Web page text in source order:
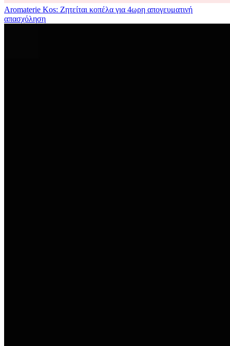
Aromaterie Kos: Ζητείται κοπέλα για 4ωρη απογευματινή
απασχόληση